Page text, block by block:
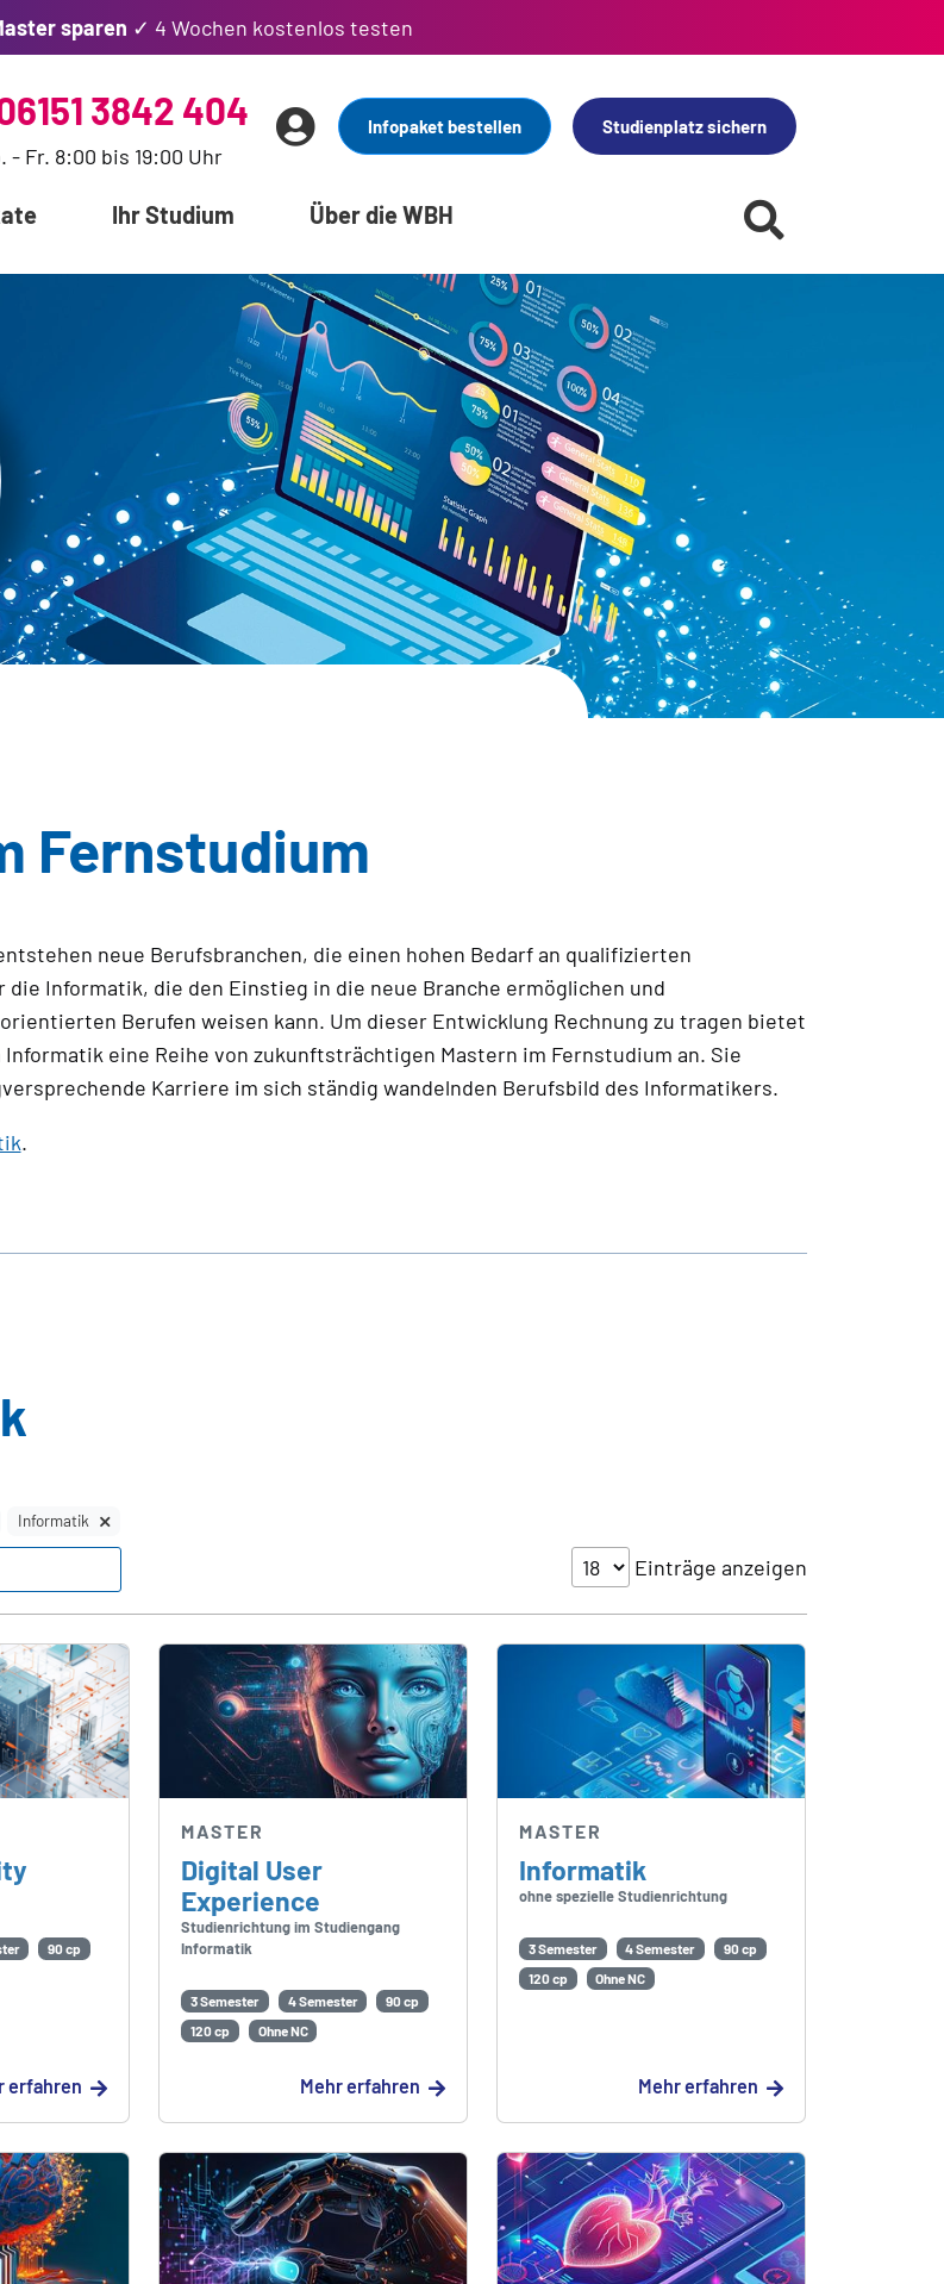
sparen ✓ 4 Wochen kostenlos testen
3842 404
- Fr. 8:00 bis 19:00 Uhr
Infopaket bestellen Studienplatz sichern
Ihr Studium Über die WBH
Fernstudium
neue Berufsbranchen, die einen hohen Bedarf an qualifizierten
Informatik, die den Einstieg in die neue Branche ermöglichen und
Berufen weisen kann. Um dieser Entwicklung Rechnung zu tragen bietet
eine Reihe von zukunftsträchtigen Mastern im Fernstudium an. Sie
Karriere im sich ständig wandelnden Berufsbild des Informatikers.
.
Informatik
Einträge anzeigen
90 cp
erfahren
Digital User
Experience
Studienrichtung im Studiengang
Informatik
MASTER
3 Semester 4 Semester
90 cp
120 cp
Ohne NC
Mehr erfahren
Informatik
ohne spezielle Studienrichtung
MASTER
3 Semester 4 Semester
90 cp
120 cp
Ohne NC
Mehr erfahren